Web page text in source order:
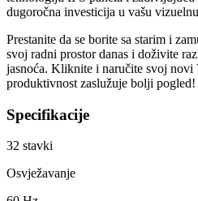
dugoročna investicija u vašu
Prestanite da se borite sa starim i
svoj radni prostor danas i doživite
jasnoća. Kliknite i naručite svoj
produktivnost zaslužuje bolji pogled!
Specifikacije
32 stavki
Osvježavanje